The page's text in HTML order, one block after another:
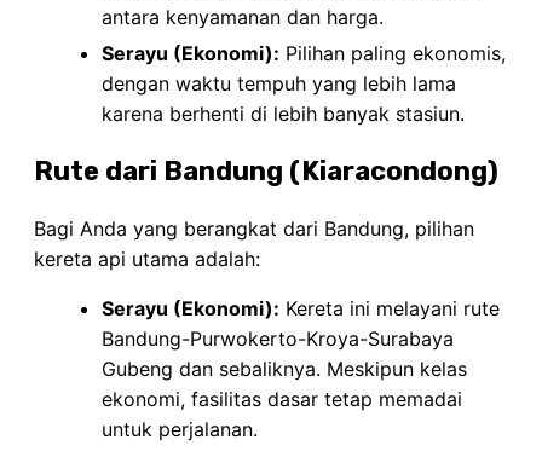
antara kenyamanan dan harga.
Serayu (Ekonomi): Pilihan paling ekonomis,
dengan waktu tempuh yang lebih lama
karena berhenti di lebih banyak stasiun.
Rute dari Bandung (Kiaracondong)
Bagi Anda yang berangkat dari Bandung, pilihan
kereta api utama adalah:
Serayu (Ekonomi): Kereta ini melayani rute
Bandung-Purwokerto-Kroya-Surabaya
Gubeng dan sebaliknya. Meskipun kelas
ekonomi, fasilitas dasar tetap memadai
untuk perjalanan.